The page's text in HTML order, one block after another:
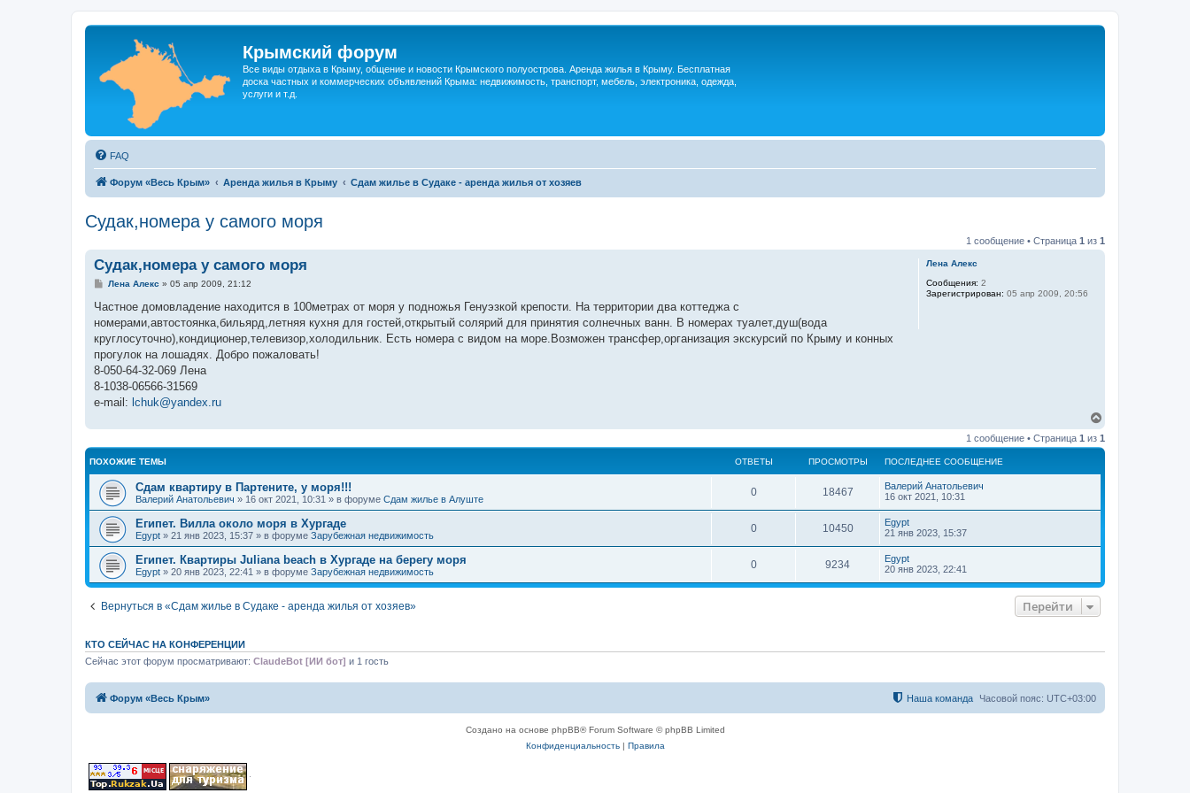
Крымский форум
Все виды отдыха в Крыму, общение и новости Крымского полуострова. Аренда жилья в Крыму. Бесплатная
доска частных и коммерческих объявлений Крыма: недвижимость, транспорт, мебель, электроника, одежда,
услуги и т.д.
FAQ
Форум «Весь Крым» Аренда жилья в Крыму Сдам жилье в Судаке - аренда жилья от хозяев
Судак,номера у самого моря
1 сообщение • Страница 1 из 1
Лена Алекс
Сообщения: 2
Зарегистрирован: 05 апр 2009, 20:56
Судак,номера у самого моря
С
о
щ
е
н
и
е
Лена Алекс » 05 апр 2009, 21:12
Частное домовладение находится в 100метрах от моря у подножья Генуэзкой крепости. На территории два коттеджа с
номерами,автостоянка,бильярд,летняя кухня для гостей,открытый солярий для принятия солнечных ванн. В номерах туалет,душ(вода
круглосуточно),кондиционер,телевизор,холодильник. Есть номера с видом на море.Возможен трансфер,организация экскурсий по Крыму и конных
прогулок на лошадях. Добро пожаловать!
8-050-64-32-069 Лена
8-1038-06566-31569
e-mail: lchuk@yandex.ru
р
н
1 сообщение • Страница 1 из 1
ПОХОЖИЕ ТЕМЫ ОТВЕТЫ ПРОСМОТРЫ ПОСЛЕДНЕЕ СООБЩЕНИЕ
Сдам квартиру в Партените, у моря!!!
Валерий Анатольевич » 16 окт 2021, 10:31 » в форуме Сдам жилье в Алуште
0 18467
Валерий Анатольевич
16 окт 2021, 10:31
Египет. Вилла около моря в Хургаде
Egypt » 21 янв 2023, 15:37 » в форуме Зарубежная недвижимость
0 10450
Egypt
21 янв 2023, 15:37
Египет. Квартиры Juliana beach в Хургаде на берегу моря
Egypt » 20 янв 2023, 22:41 » в форуме Зарубежная недвижимость
0 9234
Egypt
20 янв 2023, 22:41
Вернуться в «Сдам жилье в Судаке - аренда жилья от хозяев» Перейти
КТО СЕЙЧАС НА КОНФЕРЕНЦИИ
Сейчас этот форум просматривают: ClaudeBot [ИИ бот] и 1 гость
Форум «Весь Крым» Часовой пояс: UTC+03:00
Наша команда
Создано на основе phpBB® Forum Software © phpBB Limited
Конфиденциальность| Правила